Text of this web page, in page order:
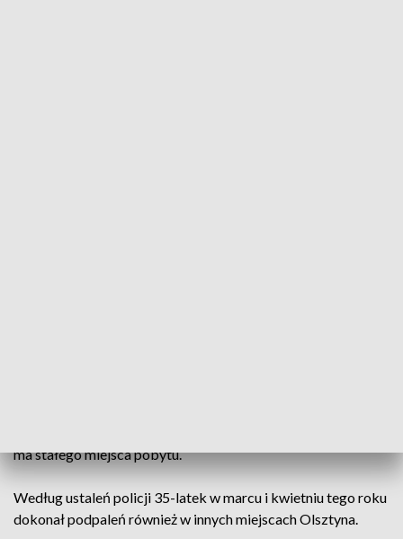
ma stałego miejsca pobytu.
Według ustaleń policji 35-latek w marcu i kwietniu tego roku
dokonał podpaleń również w innych miejscach Olsztyna.